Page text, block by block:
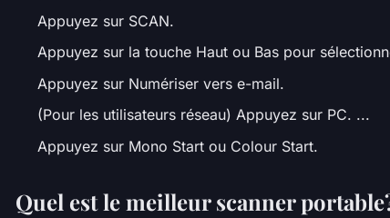
Appuyez sur SCAN.
Appuyez sur la touche Haut ou Bas pour
Appuyez sur Numériser vers e-mail.
(Pour les utilisateurs réseau) Appuyez sur PC. ...
Appuyez sur Mono Start ou Colour Start.
Quel est le meilleur scanner